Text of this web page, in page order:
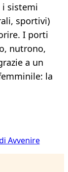
sistemi
sportivi)
I porti
nutrono,
a un
la
Avvenire